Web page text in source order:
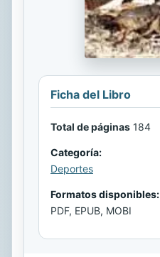
Ficha del Libro
Total de páginas 184
Categoría:
Deportes
Formatos disponibles:
PDF, EPUB, MOBI